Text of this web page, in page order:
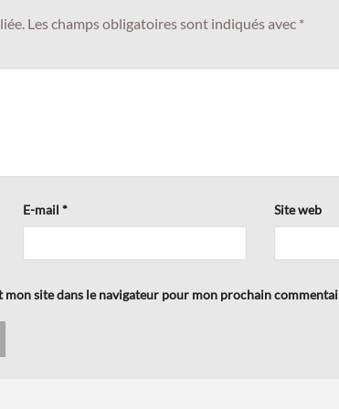
Les champs obligatoires sont indiqués avec *
E-mail * Site web
site dans le navigateur pour mon prochain